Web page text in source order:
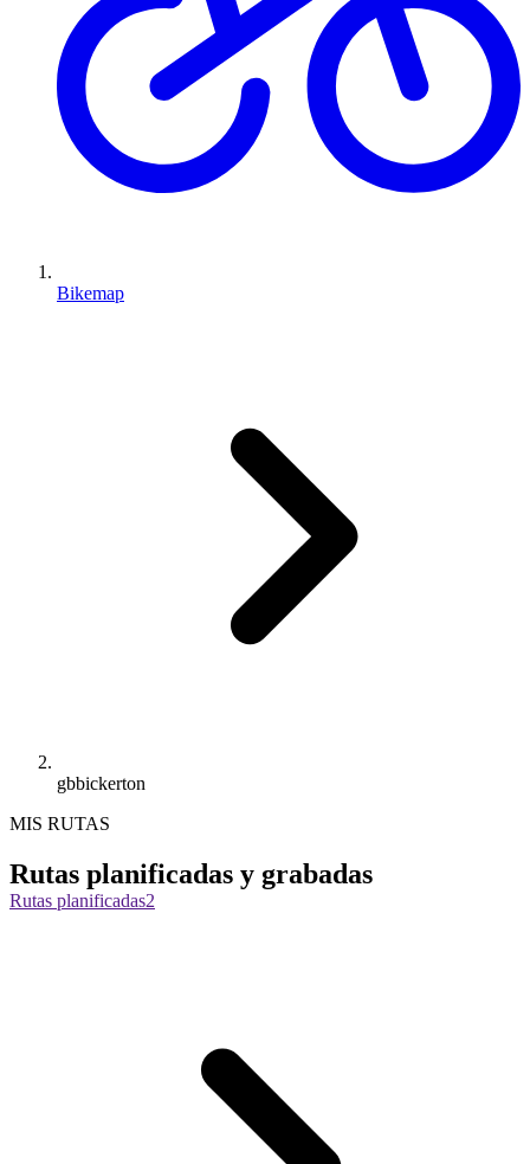
Bikemap
gbbickerton
MIS RUTAS
Rutas planificadas y grabadas
Rutas planificadas2